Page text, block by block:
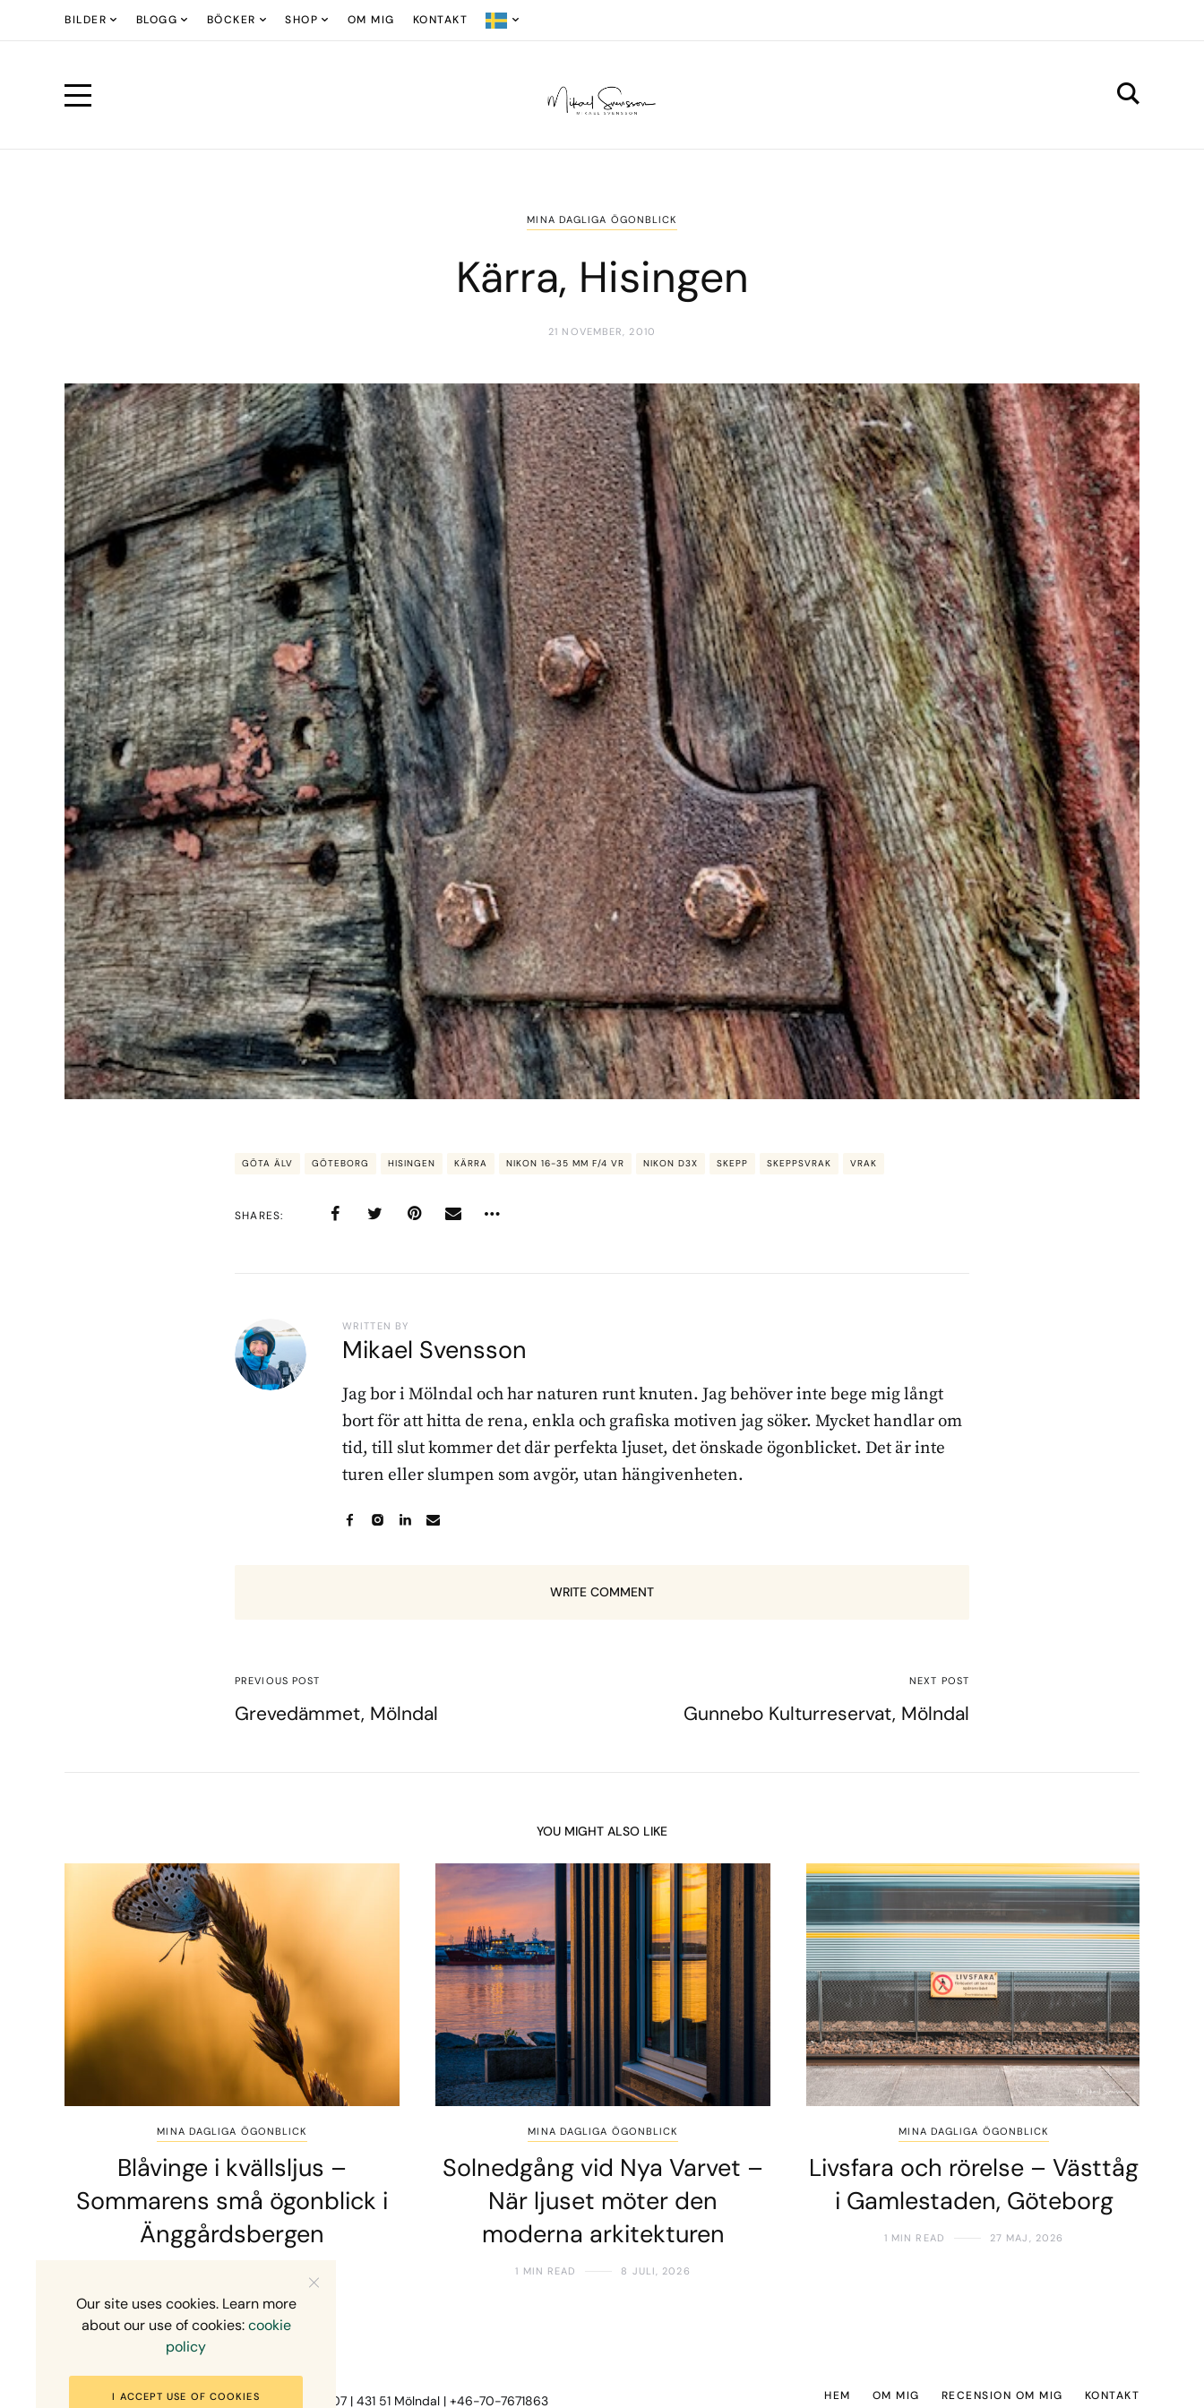
BILDER BLOGG BÖCKER SHOP OM MIG KONTAKT
MINA DAGLIGA ÖGONBLICK
Kärra, Hisingen
21 NOVEMBER, 2010
GÖTA ÄLV GÖTEBORG HISINGEN KÄRRA NIKON 16-35 MM F/4 VR NIKON D3X SKEPP SKEPPSVRAK VRAK
SHARES
WRITTEN BY
Mikael Svensson
Jag bor i Mölndal och har naturen runt knuten. Jag behöver inte bege mig långt
bort för att hitta de rena, enkla och grafiska motiven jag söker. Mycket handlar om
tid, till slut kommer det där perfekta ljuset, det önskade ögonblicket. Det är inte
turen eller slumpen som avgör, utan hängivenheten.
WRITE COMMENT
PREVIOUS POST
Grevedämmet, Mölndal
NEXT POST
Gunnebo Kulturreservat, Mölndal
YOU MIGHT ALSO LIKE
MINA DAGLIGA ÖGONBLICK
Blåvinge i kvällsljus –
Sommarens små ögonblick i
Änggårdsbergen
MINA DAGLIGA ÖGONBLICK
Solnedgång vid Nya Varvet –
När ljuset möter den
moderna arkitekturen
1 MIN READ 8 JULI, 2026
MINA DAGLIGA ÖGONBLICK
Livsfara och rörelse – Västtåg
i Gamlestaden, Göteborg
1 MIN READ 27 MAJ, 2026
Fotograf Mikael Svensson | Gundefjällsgatan 407 | 431 51 Mölndal | +46-70-7671863 HEM OM MIG RECENSION OM MIG KONTAKT
Our site uses cookies. Learn more
about our use of cookies:cookie
policy
I ACCEPT USE OF COOKIES